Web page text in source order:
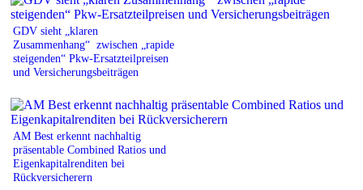
GDV sieht „klaren
Zusammenhang“ zwischen „rapide
steigenden“ Pkw-Ersatzteilpreisen
und Versicherungsbeiträgen
AM Best erkennt nachhaltig
präsentable Combined Ratios und
Eigenkapitalrenditen bei
Rückversicherern